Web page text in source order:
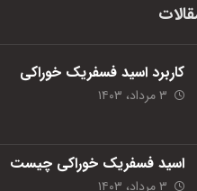
کاربرد اسید فسفریک خوراکی
۳ مرداد، ۱۴۰۳
اسید فسفریک خوراکی چیست
۳ مرداد، ۱۴۰۳